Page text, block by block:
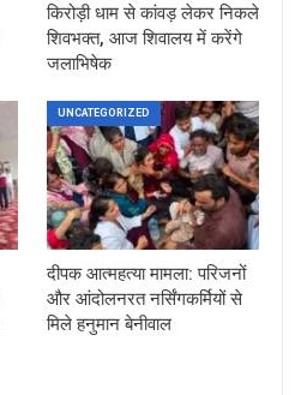
किरोड़ी धाम से कांवड़ लेकर निकले
शिवभक्त, आज शिवालय में करेंगे
जलाभिषेक
UNCATEGORIZED
दीपक आत्महत्या मामला: परिजनों
और आंदोलनरत नर्सिंगकर्मियों से
मिले हनुमान बेनीवाल